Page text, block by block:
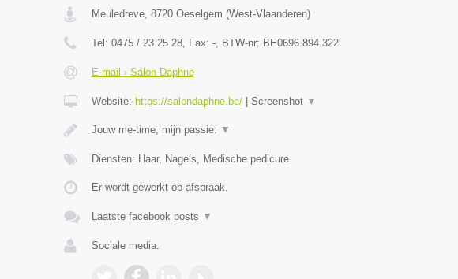
Meuledreve, 8720 Oeselgem (West-Vlaanderen)
Tel: 0475 / 23.25.28, Fax: -, BTW-nr: BE0696.894.322
E-mail › Salon Daphne
Website: https://salondaphne.be/| Screenshot ▼
Jouw me-time, mijn passie: ▼
Diensten: Haar, Nagels, Medische pedicure
Er wordt gewerkt op afspraak.
Laatste facebook posts ▼
Sociale media: